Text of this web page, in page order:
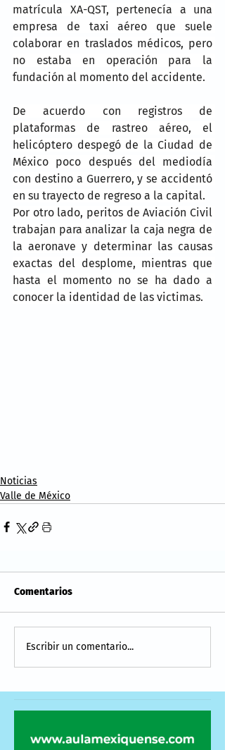
matrícula XA-QST, pertenecía a una
empresa de taxi aéreo que suele
colaborar en traslados médicos, pero
no estaba en operación para la
fundación al momento del accidente.
De acuerdo con registros de
plataformas de rastreo aéreo, el
helicóptero despegó de la Ciudad de
México poco después del mediodía
con destino a Guerrero, y se accidentó
en su trayecto de regreso a la capital.
Por otro lado, peritos de Aviación Civil
trabajan para analizar la caja negra de
la aeronave y determinar las causas
exactas del desplome, mientras que
hasta el momento no se ha dado a
conocer la identidad de las victimas.
Noticias
Valle de México
Comentarios
Escribir un comentario...